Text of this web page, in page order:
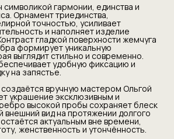
символикой гармонии, единства и
Орнамент триединства,
точностью, усиливает
и наполняет изделие
гладкой поверхности жемчуга
формирует уникальную
выглядит стильно и современно.
удобную фиксацию и
на запястье.
вручную мастером Ольгой
украшение эксклюзивным и
высокой пробы сохраняет блеск
внешний вид на протяжении долгого
актуальным вне времени,
женственность и утончённость.